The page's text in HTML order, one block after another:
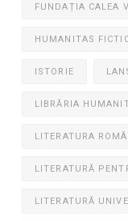
FUNDAȚIA CALEA
HUMANITAS
ISTORIE
LIBRĂRIA
LITERATURA
LITERATURĂ
LITERATURĂ